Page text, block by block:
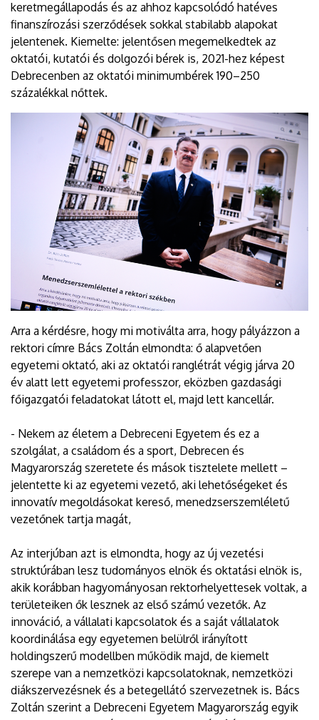
keretmegállapodás és az ahhoz kapcsolódó hatéves
finanszírozási szerződések sokkal stabilabb alapokat
jelentenek. Kiemelte: jelentősen megemelkedtek az
oktatói, kutatói és dolgozói bérek is, 2021-hez képest
Debrecenben az oktatói minimumbérek 190–250
százalékkal nőttek.
Arra a kérdésre, hogy mi motiválta arra, hogy pályázzon a
rektori címre Bács Zoltán elmondta: ő alapvetően
egyetemi oktató, aki az oktatói ranglétrát végig járva 20
év alatt lett egyetemi professzor, eközben gazdasági
főigazgatói feladatokat látott el, majd lett kancellár.
- Nekem az életem a Debreceni Egyetem és ez a
szolgálat, a családom és a sport, Debrecen és
Magyarország szeretete és mások tisztelete mellett –
jelentette ki az egyetemi vezető, aki lehetőségeket és
innovatív megoldásokat kereső, menedzserszemléletű
vezetőnek tartja magát,
Az interjúban azt is elmondta, hogy az új vezetési
struktúrában lesz tudományos elnök és oktatási elnök is,
akik korábban hagyományosan rektorhelyettesek voltak, a
területeiken ők lesznek az első számú vezetők. Az
innováció, a vállalati kapcsolatok és a saját vállalatok
koordinálása egy egyetemen belülről irányított
holdingszerű modellben működik majd, de kiemelt
szerepe van a nemzetközi kapcsolatoknak, nemzetközi
diákszervezésnek és a betegellátó szervezetnek is. Bács
Zoltán szerint a Debreceni Egyetem Magyarország egyik